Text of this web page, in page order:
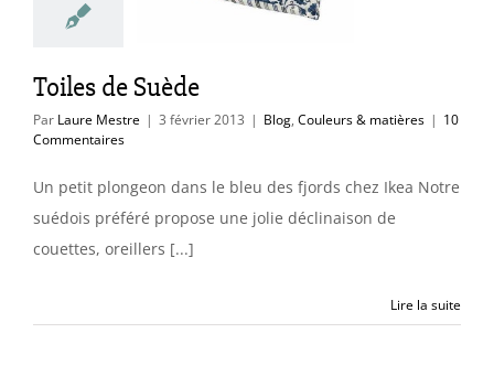
& matières
Toiles de Suède
Par Laure Mestre | 3 février 2013 | Blog, Couleurs & matières | 10
Commentaires
Un petit plongeon dans le bleu des fjords chez Ikea Notre
suédois préféré propose une jolie déclinaison de
couettes, oreillers [...]
Lire la suite